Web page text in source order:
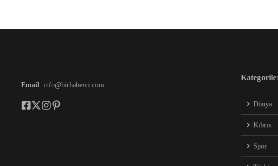
Email : info@birhaberci.com
Dünya
Kıbrıs
Spor